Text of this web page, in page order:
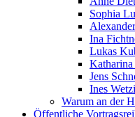
Sophia
Ina
Lukas
Jens
Ines
Warum an der
Öffentliche